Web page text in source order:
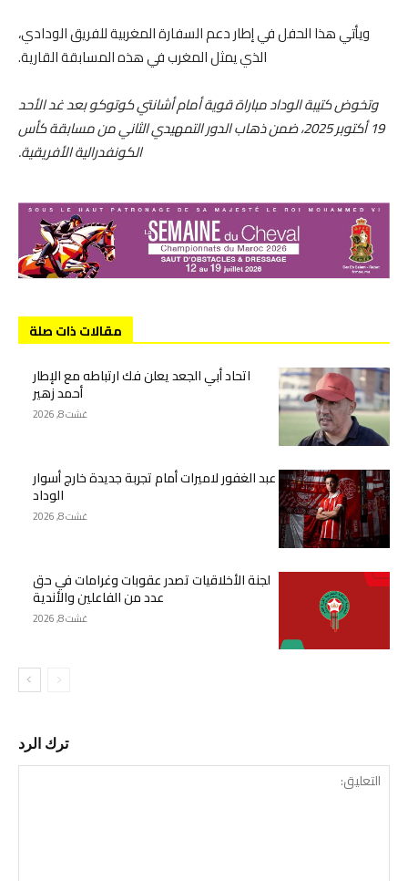
ويأتي هذا الحفل في إطار دعم السفارة المغربية للفريق الودادي،
الذي يمثل المغرب في هذه المسابقة القارية.
وتخوض كتيبة الوداد مباراة قوية أمام أشانتي كوتوكو بعد غد الأحد
19 أكتوبر 2025، ضمن ذهاب الدور التمهيدي الثاني من مسابقة كأس
الكونفدرالية الأفريقية.
مقالات ذات صلة
اتحاد أبي الجعد يعلن فك ارتباطه مع الإطار
أحمد زهير
غشت 8, 2026
عبد الغفور لاميرات أمام تجربة جديدة خارج أسوار
الوداد
غشت 8, 2026
لجنة الأخلاقيات تصدر عقوبات وغرامات في حق
عدد من الفاعلين والأندية
غشت 8, 2026
ترك الرد